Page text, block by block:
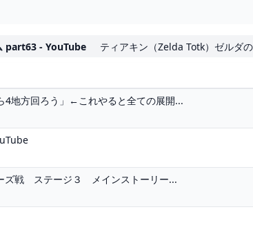
part63 - YouTube ティアキン（Zelda Totk）ゼルダ
4地方回ろう」←これやると全ての展開...
ズ戦 ステージ３ メインストーリー...